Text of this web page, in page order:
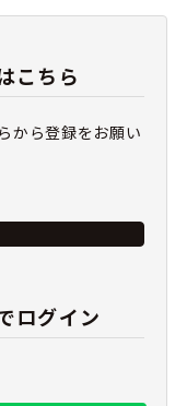
こちら
から登録をお願い
ログイン